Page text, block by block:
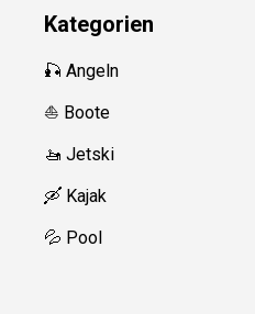
Kategorien
🎣 Angeln
⛵️ Boote
🚤 Jetski
🛶 Kajak
💦 Pool